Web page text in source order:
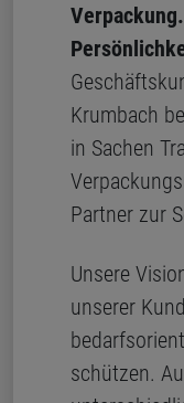
Krumbach
in Sachen
Partner zur
Unsere
unserer
schützen.